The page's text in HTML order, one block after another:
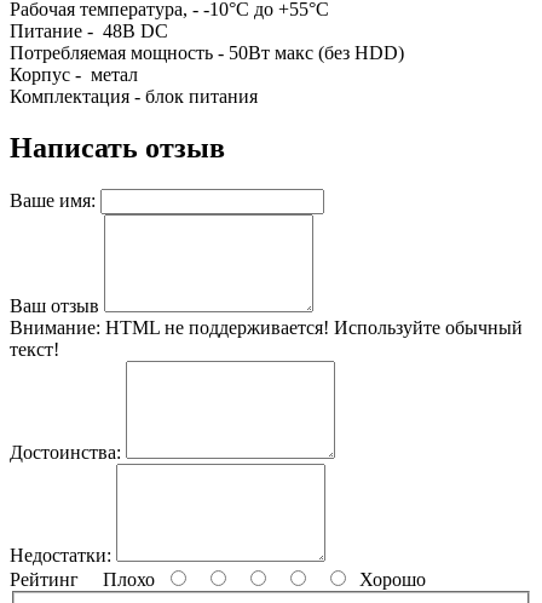
Рабочая температура, - -10°C до +55°C
Питание - 48В DC
Потребляемая мощность - 50Вт макс (без HDD)
Корпус - метал
Комплектация - блок питания
Написать отзыв
Ваше имя:
Ваш отзыв
Внимание: HTML не поддерживается! Используйте обычный
текст!
Достоинства:
Недостатки:
Рейтинг Плохо Хорошо